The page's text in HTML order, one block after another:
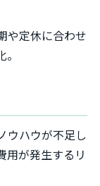
や定休に合わせ
ウハウが不足し
用が発生するリ